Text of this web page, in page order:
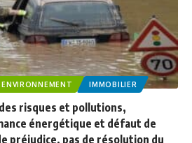
ENVIRONNEMENT IMMOBILIER
risques et pollutions,
énergétique et défaut de
préjudice, pas de résolution du